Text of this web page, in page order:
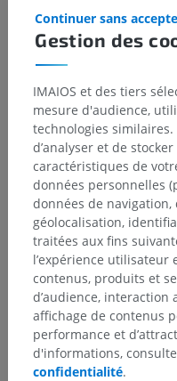
December 2024).
Hiérarchie
Anatomie humaine 2
Anatomie humaine 1
Anatomie systémique >
Système nerveux
Rhombencéphale>
Pont> Tegmentum
Noyau olivaire
Structures sous-
Gestion des
Continuer sans
IMAIOS et des tiers
mesure d'audience,
technologies
d’analyser et de
caractéristiques de
données personnelles
données de navigation,
géolocalisation,
traitées aux fins
l’expérience
contenus, produits et
d’audience, interaction
affichage de contenus
performance et
d'informations,
confidentialité.